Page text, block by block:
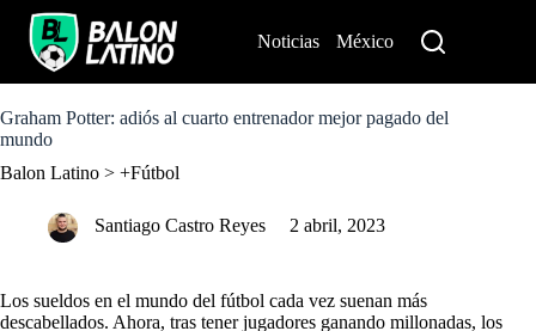
o
c
n
Noticias México
Graham Potter: adiós al cuarto entrenador mejor pagado del
mundo
Balon Latino > +Fútbol
Santiago Castro Reyes 2 abril, 2023
Los sueldos en el mundo del fútbol cada vez suenan más
descabellados. Ahora, tras tener jugadores ganando millonadas, los